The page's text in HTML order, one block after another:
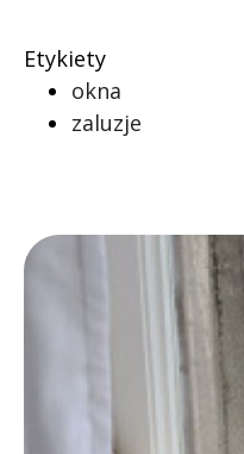
Etykiety
okna
zaluzje